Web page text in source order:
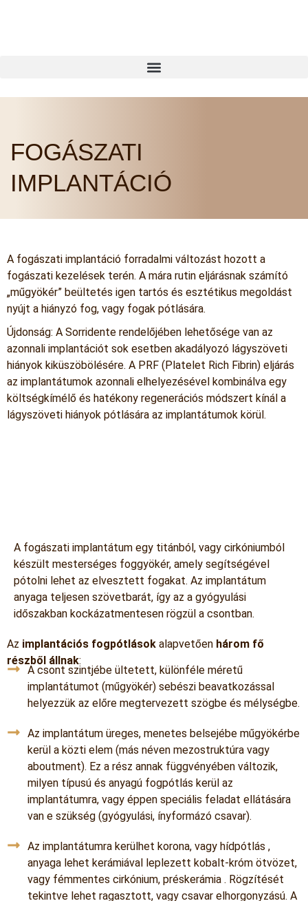
FOGÁSZATI
IMPLANTÁCIÓ
A fogászati implantáció forradalmi változást hozott a
fogászati kezelések terén. A mára rutin eljárásnak számító
„műgyökér” beültetés igen tartós és esztétikus megoldást
nyújt a hiányzó fog, vagy fogak pótlására.
Újdonság: A Sorridente rendelőjében lehetősége van az
azonnali implantációt sok esetben akadályozó lágyszöveti
hiányok kiküszöbölésére. A PRF (Platelet Rich Fibrin) eljárás
az implantátumok azonnali elhelyezésével kombinálva egy
költségkímélő és hatékony regenerációs módszert kínál a
lágyszöveti hiányok pótlására az implantátumok körül.
A fogászati implantátum egy titánból, vagy cirkóniumból
készült mesterséges foggyökér, amely segítségével
pótolni lehet az elvesztett fogakat. Az implantátum
anyaga teljesen szövetbarát, így az a gyógyulási
időszakban kockázatmentesen rögzül a csontban.
Az implantációs fogpótlások alapvetően három fő
részből állnak:
A csont szintjébe ültetett, különféle méretű
implantátumot (műgyökér) sebészi beavatkozással
helyezzük az előre megtervezett szögbe és mélységbe.
Az implantátum üreges, menetes belsejébe műgyökérbe
kerül a közti elem (más néven mezostruktúra vagy
aboutment). Ez a rész annak függvényében változik,
milyen típusú és anyagú fogpótlás kerül az
implantátumra, vagy éppen speciális feladat ellátására
van e szükség (gyógyulási, ínyformázó csavar).
Az implantátumra kerülhet korona, vagy hídpótlás ,
anyaga lehet kerámiával leplezett kobalt-króm ötvözet,
vagy fémmentes cirkónium, préskerámia . Rögzítését
tekintve lehet ragasztott, vagy csavar elhorgonyzású. A